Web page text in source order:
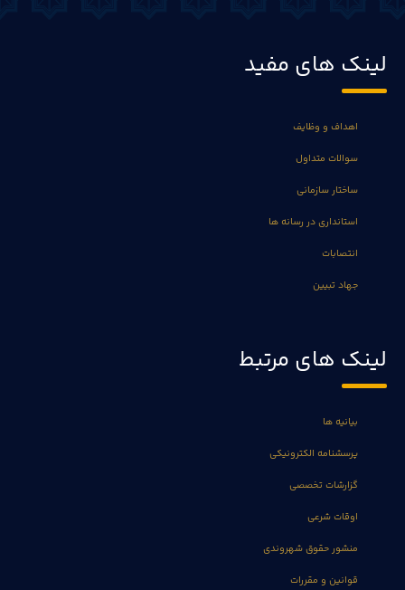
لینک های مفید
اهداف و وظایف
سوالات متداول
ساختار سازمانی
استانداری در رسانه ها
انتصابات
جهاد تبیین
لینک های مرتبط
بیانیه ها
پرسشنامه الکترونیکی
گزارشات تخصصی
اوقات شرعی
منشور حقوق شهروندی
قوانین و مقررات